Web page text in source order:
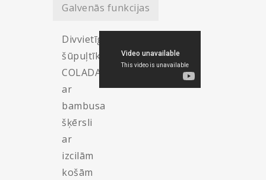
Galvenās funkcijas
Divvietīgs
šūpuļtīkls
COLADA
ar
bambusa
šķērsli
ar
izcilām
košām